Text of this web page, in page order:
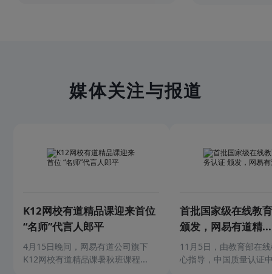
媒体关注与报道
K12网校有道精品课迎来首位
“名师”代言人郎平
4月15日晚间，网易有道公司旗下
K12网校有道精品课暑秋班课程...
首批国家级在线教
颁发，网易有道精...
11月5日，由教育部在
心指导，中国质量认证